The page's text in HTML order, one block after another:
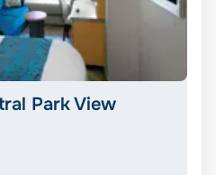
Park View